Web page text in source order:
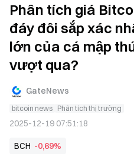
Phân tích giá
đáy đôi sắp xác
lớn của cá mập
vượt qua?
GateNews
bitcoin news Phân tích thị trường
2025-12-19 07:51:18
BCH -0,69%